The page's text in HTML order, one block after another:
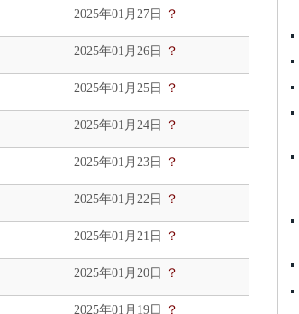
2025年01月27日 ？
2025年01月26日 ？
2025年01月25日 ？
2025年01月24日 ？
2025年01月23日 ？
2025年01月22日 ？
2025年01月21日 ？
2025年01月20日 ？
2025年01月19日 ？